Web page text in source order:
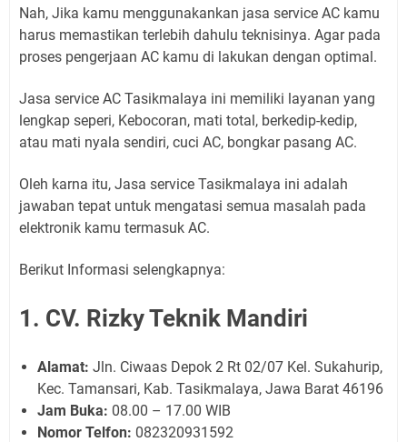
Nah, Jika kamu menggunakankan jasa service AC kamu
harus memastikan terlebih dahulu teknisinya. Agar pada
proses pengerjaan AC kamu di lakukan dengan optimal.
Jasa service AC Tasikmalaya ini memiliki layanan yang
lengkap seperi, Kebocoran, mati total, berkedip-kedip,
atau mati nyala sendiri, cuci AC, bongkar pasang AC.
Oleh karna itu, Jasa service Tasikmalaya ini adalah
jawaban tepat untuk mengatasi semua masalah pada
elektronik kamu termasuk AC.
Berikut Informasi selengkapnya:
1. CV. Rizky Teknik Mandiri
Alamat: Jln. Ciwaas Depok 2 Rt 02/07 Kel. Sukahurip,
Kec. Tamansari, Kab. Tasikmalaya, Jawa Barat 46196
Jam Buka: 08.00 – 17.00 WIB
Nomor Telfon: 082320931592